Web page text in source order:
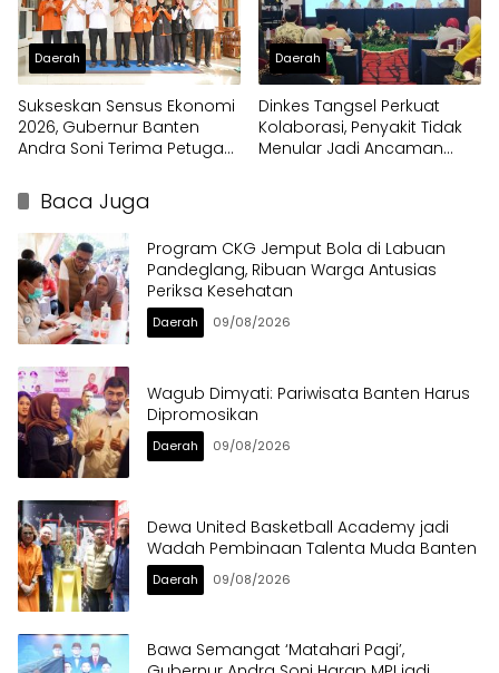
Daerah
Sukseskan Sensus Ekonomi
2026, Gubernur Banten
Andra Soni Terima Petugas
Daerah
Dinkes Tangsel Perkuat
Kolaborasi, Penyakit Tidak
Menular Jadi Ancaman
Baca Juga
Program CKG Jemput Bola di Labuan
Pandeglang, Ribuan Warga Antusias
Periksa Kesehatan
Daerah 09/08/2026
Wagub Dimyati: Pariwisata Banten Harus
Dipromosikan
Daerah 09/08/2026
Dewa United Basketball Academy jadi
Wadah Pembinaan Talenta Muda Banten
Daerah 09/08/2026
Bawa Semangat ‘Matahari Pagi’,